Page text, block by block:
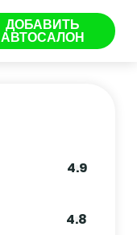
ДОБАВИТЬ
АВТОСАЛОН
4.9
4.8